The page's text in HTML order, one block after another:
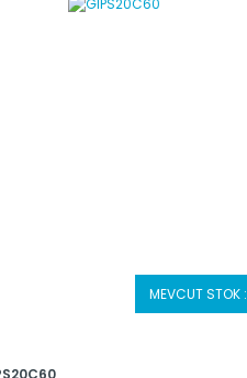
MEVCUT STOK :